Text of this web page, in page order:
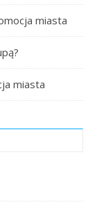
miasta
miasta